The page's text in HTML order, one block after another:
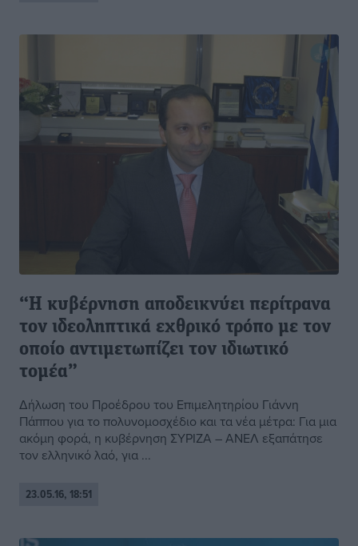
“Η κυβέρνηση αποδεικνύει περίτρανα
τον ιδεοληπτικά εχθρικό τρόπο με τον
οποίο αντιμετωπίζει τον ιδιωτικό
τομέα”
Δήλωση του Προέδρου του Επιμελητηρίου Γιάννη
Πάππου για το πολυνομοσχέδιο και τα νέα μέτρα: Για μια
ακόμη φορά, η κυβέρνηση ΣΥΡΙΖΑ – ΑΝΕΛ εξαπάτησε
τον ελληνικό λαό, για ...
23.05.16, 18:51